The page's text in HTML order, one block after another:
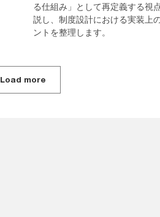
る仕組み」として再定義する視
説し、制度設計における実装上
ントを整理します。
Load more